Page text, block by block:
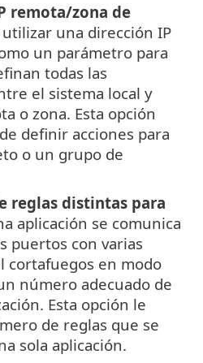
remota/zona de
una dirección IP
un parámetro para
todas las
el sistema local y
o zona. Esta opción
definir acciones para
o un grupo de
reglas distintas para
aplicación se comunica
puertos con varias
cortafuegos en modo
número adecuado de
Esta opción le
de reglas que se
sola aplicación.